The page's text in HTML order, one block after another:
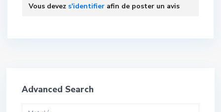
Vous devez s'identifier afin de poster un avis
Advanced Search